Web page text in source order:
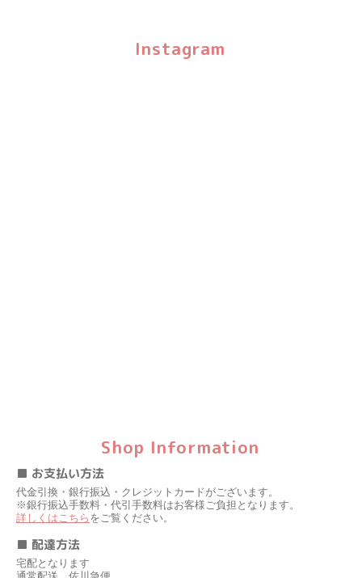
Instagram
Shop Information
■ お支払い方法
代金引換・銀行振込・クレジットカードがございます。
※銀行振込手数料・代引手数料はお客様ご負担となります。
詳しくはこちら をご覧ください。
■ 配達方法
宅配となります